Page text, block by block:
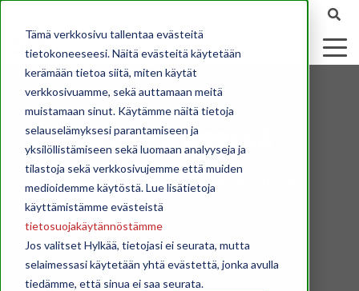
Tämä verkkosivu tallentaa evästeitä
tietokoneeseesi. Näitä evästeitä käytetään
kerämään tietoa siitä, miten käytät
verkkosivuamme, sekä auttamaan meitä
muistamaan sinut. Käytämme näitä tietoja
selauselämyksesi parantamiseen ja
yksilöllistämiseen sekä luomaan analyyseja ja
tilastoja sekä verkkosivujemme että muiden
medioidemme käytöstä. Lue lisätietoja
käyttämistämme evästeistä
tietosuojakäytännöstämme
Jos valitset Hylkää, tietojasi ei seurata, mutta
selaimessasi käytetään yhtä evästettä, jonka avulla
tiedämme, että sinua ei saa seurata.
STK - Äänessä
Ajankohtaisia puheenvuoroja